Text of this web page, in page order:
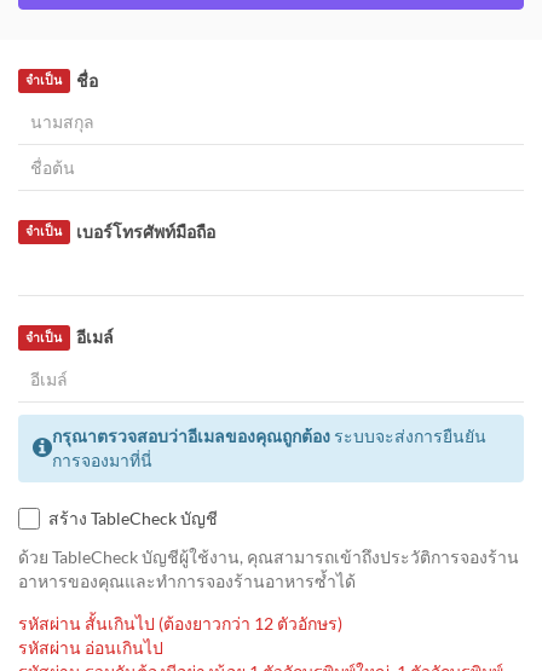
ชื่อ
จำเป็น
เบอร์โทรศัพท์มือถือ
จำเป็น
อีเมล์
จำเป็น
กรุณาตรวจสอบว่าอีเมลของคุณถูกต้อง ระบบจะส่งการยืนยัน
การจองมาที่นี่
สร้าง TableCheck บัญชี
ด้วย TableCheck บัญชีผู้ใช้งาน, คุณสามารถเข้าถึงประวัติการจองร้าน
อาหารของคุณและทำการจองร้านอาหารซ้ำได้
รหัสผ่าน สั้นเกินไป (ต้องยาวกว่า 12 ตัวอักษร)
รหัสผ่าน อ่อนเกินไป